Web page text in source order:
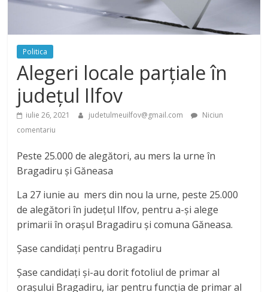
Politica
Alegeri locale parțiale în
județul Ilfov
iulie 26, 2021 judetulmeuilfov@gmail.com
Niciun
comentariu
Peste 25.000 de alegători, au mers la urne în
Bragadiru și Găneasa
La 27 iunie au mers din nou la urne, peste 25.000
de alegători în județul Ilfov, pentru a-și alege
primarii în orașul Bragadiru și comuna Găneasa.
Șase candidați pentru Bragadiru
Șase candidați și-au dorit fotoliul de primar al
orașului Bragadiru, iar pentru funcția de primar al